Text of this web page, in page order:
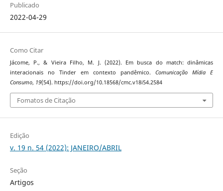
Publicado
2022-04-29
Como Citar
Jácome, P., & Vieira Filho, M. J. (2022). Em busca do match: dinâmicas
interacionais no Tinder em contexto pandêmico.Comunicação Mídia E
Consumo, 19(54). https://doi.org/10.18568/cmc.v18i54.2584
Fomatos de Citação
Edição
v. 19 n. 54 (2022): JANEIRO/ABRIL
Seção
Artigos